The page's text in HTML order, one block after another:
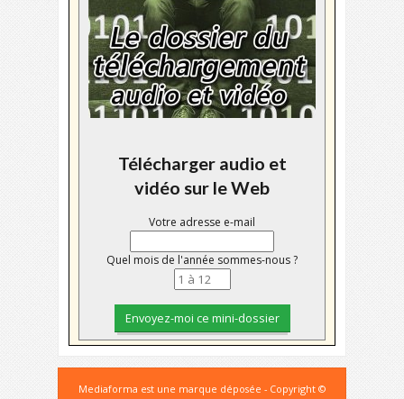
Télécharger audio et
vidéo sur le Web
Votre adresse e-mail
Quel mois de l'année sommes-nous ?
Mediaforma est une marque déposée - Copyright ©